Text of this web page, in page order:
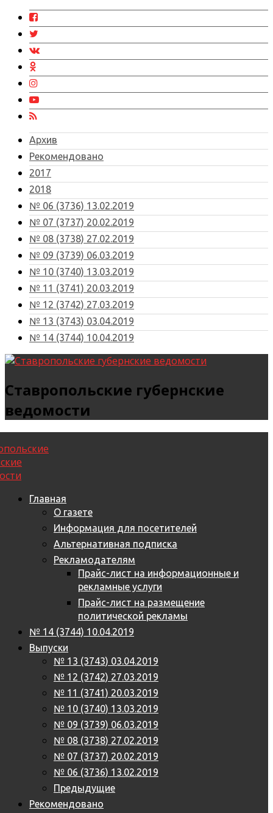
Архив
Рекомендовано
2017
2018
№ 06 (3736) 13.02.2019
№ 07 (3737) 20.02.2019
№ 08 (3738) 27.02.2019
№ 09 (3739) 06.03.2019
№ 10 (3740) 13.03.2019
№ 11 (3741) 20.03.2019
№ 12 (3742) 27.03.2019
№ 13 (3743) 03.04.2019
№ 14 (3744) 10.04.2019
Ставропольские губернские
ведомости
Главная
О газете
Информация для посетителей
Альтернативная подписка
Рекламодателям
Прайс-лист на информационные и
рекламные услуги
Прайс-лист на размещение
политической рекламы
№ 14 (3744) 10.04.2019
Выпуски
№ 13 (3743) 03.04.2019
№ 12 (3742) 27.03.2019
№ 11 (3741) 20.03.2019
№ 10 (3740) 13.03.2019
№ 09 (3739) 06.03.2019
№ 08 (3738) 27.02.2019
№ 07 (3737) 20.02.2019
№ 06 (3736) 13.02.2019
Предыдущие
Рекомендовано